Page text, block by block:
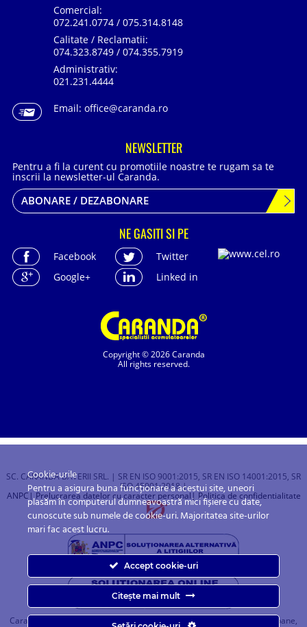
Copyright © 2026 Caranda
All rights reserved.
Comercial:
072.241.0774 / 075.314.8148
Calitate / Reclamatii:
074.323.8749 / 074.355.7919
Administrativ:
021.231.4444
Email: office@caranda.ro
NEWSLETTER
Pentru a fi la curent cu promotiile noastre te rugam sa te
inscrii la newsletter-ul Caranda.
ABONARE / DEZABONARE
NE GASITI SI PE
Facebook
Twitter
Google+
Linked in
SC. CARANDA BATERII SRL. | SR EN ISO 9001:2015, SR EN ISO 14001:2015, SR
ISO 45001:2018 |
ANPC | Prelucrarea datelor cu caracter personal| Politica de confidentialitate
Caranda.ro este un magazin online cu baterii pentru automobile, camioane,
Cookie-urile
Pentru a asigura buna funcționare a acestui site, uneori
plasăm în computerul dumneavoastră mici fișiere cu date,
cunoscute sub numele de cookie-uri. Majoritatea site-urilor
mari fac acest lucru.
Accept cookie-uri
Citește mai mult